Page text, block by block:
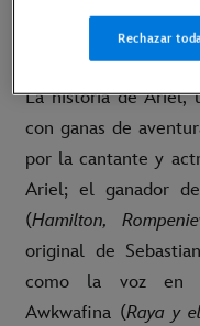
Oscar®.La Sirenita
estrena solo en
La historia de Ariel,
con ganas de
por la cantante y
Ariel; el ganador
(Hamilton,
original de
como la voz en
Awkwafina (Raya y
Rechazar